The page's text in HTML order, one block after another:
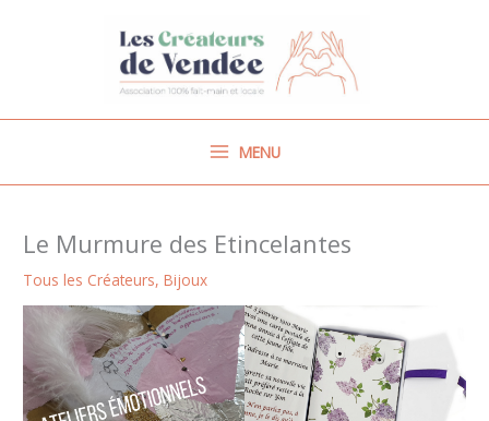
MENU
Le Murmure des Etincelantes
Tous les Créateurs,Bijoux